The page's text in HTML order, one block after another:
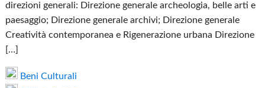
direzioni generali: Direzione generale archeologia, belle arti e
paesaggio; Direzione generale archivi; Direzione generale
Creatività contemporanea e Rigenerazione urbana Direzione
[…]
Beni Culturali